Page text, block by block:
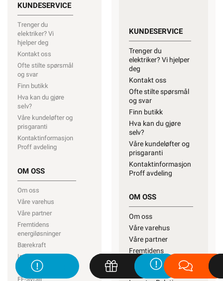
KUNDESERVICE
Trenger du
elektriker? Vi
hjelper deg
Kontakt oss
Ofte stilte spørsmål
og svar
Finn butikk
Hva kan du gjøre
selv?
Våre kundeløfter og
prisgaranti
Kontaktinformasjon
Proff avdeling
OM OSS
Om oss
Våre varehus
Våre partner
Fremtidens
energiløsninger
Bærekraft
Investor Relations
Personvernerklæring
EE-avfall
KUNDESERVICE
Trenger du
elektriker? Vi hjelper
deg
Kontakt oss
Ofte stilte spørsmål
og svar
Finn butikk
Hva kan du gjøre
selv?
Våre kundeløfter og
prisgaranti
Kontaktinformasjon
Proff avdeling
OM OSS
Om oss
Våre varehus
Våre partner
Fremtidens
energiløsninger
Bærekraft